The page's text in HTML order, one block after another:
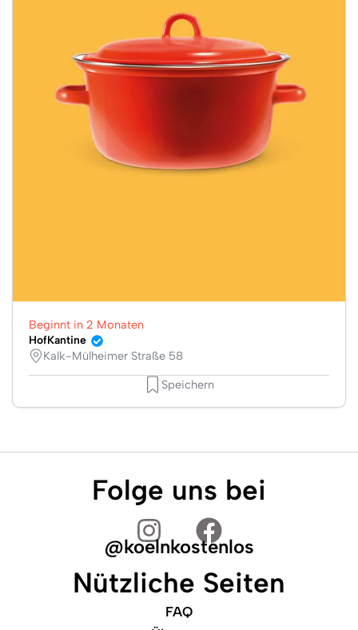
Beginnt in 2 Monaten
HofKantine
Kalk-Mülheimer Straße 58
Speichern
Folge uns bei
@koelnkostenlos
Nützliche Seiten
FAQ